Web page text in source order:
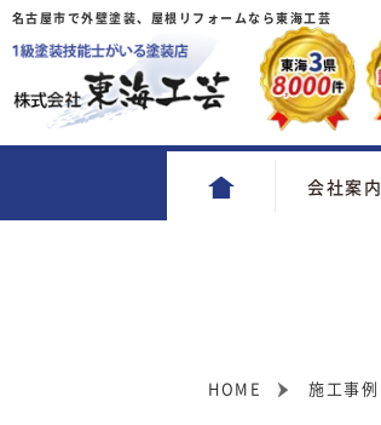
名古屋市で外壁塗装、屋根リフォームなら東海工芸
会社案内
HOME 施工事例